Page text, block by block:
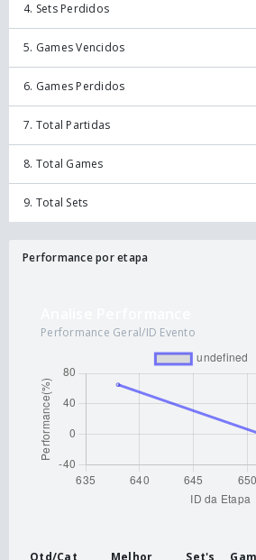
4. Sets Perdidos
5. Games Vencidos
6. Games Perdidos
7. Total Partidas
8. Total Games
9. Total Sets
Performance por etapa
Performance Geral/ID Evento